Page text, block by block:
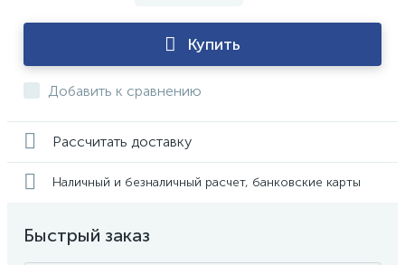
Купить
Добавить к сравнению
Рассчитать доставку
Наличный и безналичный расчет, банковские карты
Быстрый заказ